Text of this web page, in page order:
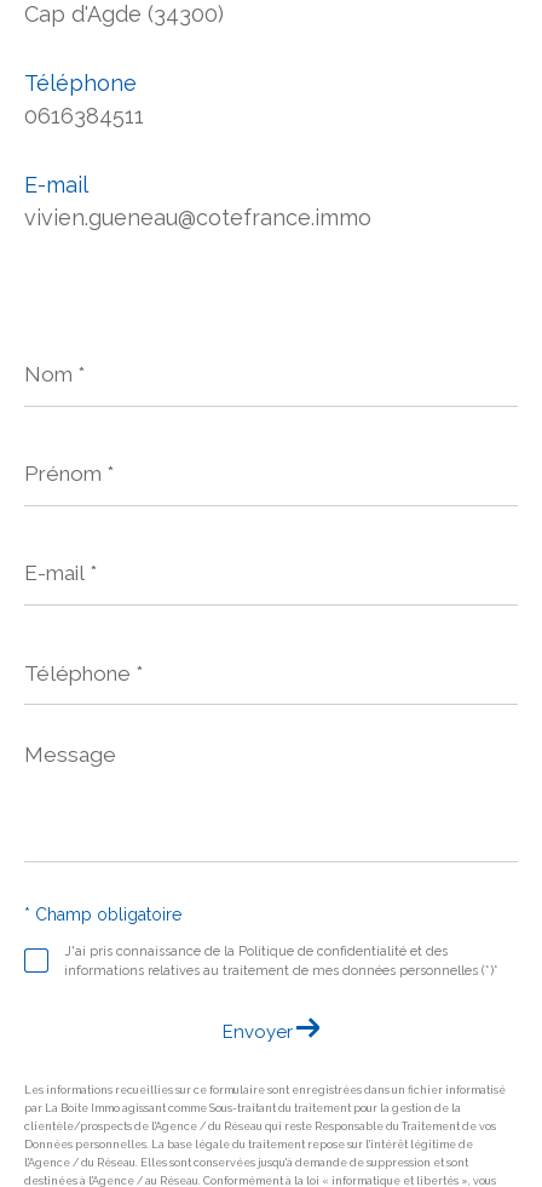
Cap d'Agde (34300)
Téléphone
0616384511
E-mail
vivien.gueneau@cotefrance.immo
*
*
mail
*
Message
J'ai pris connaissance de la Politique de confidentialité et des
informations relatives au traitement de mes données personnelles (*)*
* Champ obligatoire
Envoyer
Les informations recueillies sur ce formulaire sont enregistrées dans un fichier informatisé
par La Boite Immo agissant comme Sous-traitant du traitement pour la gestion de la
clientèle/prospects de l'Agence / du Réseau qui reste Responsable du Traitement de vos
Données personnelles. La base légale du traitement repose sur l'intérêt légitime de
l'Agence / du Réseau. Elles sont conservées jusqu'à demande de suppression et sont
destinées à l'Agence / au Réseau. Conformément à la loi « informatique et libertés », vous